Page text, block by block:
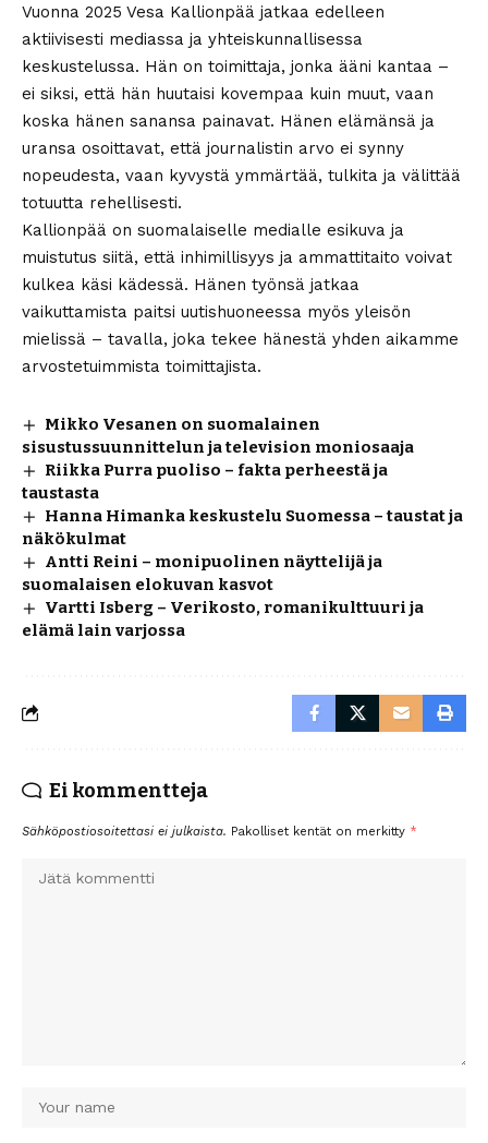
Vuonna 2025 Vesa Kallionpää jatkaa edelleen
aktiivisesti mediassa ja yhteiskunnallisessa
keskustelussa. Hän on toimittaja, jonka ääni kantaa –
ei siksi, että hän huutaisi kovempaa kuin muut, vaan
koska hänen sanansa painavat. Hänen elämänsä ja
uransa osoittavat, että journalistin arvo ei synny
nopeudesta, vaan kyvystä ymmärtää, tulkita ja välittää
totuutta rehellisesti.
Kallionpää on suomalaiselle medialle esikuva ja
muistutus siitä, että inhimillisyys ja ammattitaito voivat
kulkea käsi kädessä. Hänen työnsä jatkaa
vaikuttamista paitsi uutishuoneessa myös yleisön
mielissä – tavalla, joka tekee hänestä yhden aikamme
arvostetuimmista toimittajista.
Mikko Vesanen on suomalainen
sisustussuunnittelun ja television moniosaaja
Riikka Purra puoliso – fakta perheestä ja
taustasta
Hanna Himanka keskustelu Suomessa – taustat ja
näkökulmat
Antti Reini – monipuolinen näyttelijä ja
suomalaisen elokuvan kasvot
Vartti Isberg – Verikosto, romanikulttuuri ja
elämä lain varjossa
Ei kommentteja
Sähköpostiosoitettasi ei julkaista. Pakolliset kentät on merkitty *